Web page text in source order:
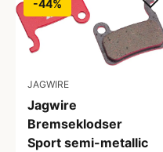
-44%
JAGWIRE
Jagwire
Bremseklodser
Sport semi-metallic